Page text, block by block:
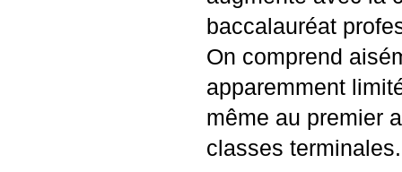
baccalauréat
On comprend
apparemment
même au premier
classes